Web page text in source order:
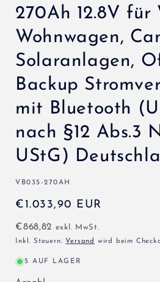
270Ah 12.8V für
Wohnwagen,
Solaranlagen,
Backup
mit Bluetooth
nach §12 Abs.3
UStG)
SKU:
VB035-270AH
Normaler
Preis
€1.033,90 EUR
€868,82 exkl. MwSt.
Inkl. Steuern.Versand wird beim
5 AUF LAGER